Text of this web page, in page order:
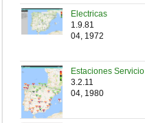
Electricas
1.9.81
04, 1972
Estaciones Servicio
3.2.11
04, 1980